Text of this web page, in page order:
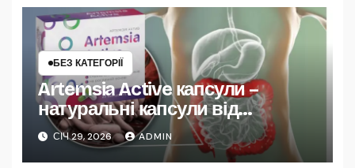
БЕЗ КАТЕГОРІЇ
Artemsia Active капсули –
натуральні капсули від
паразитів
СІЧ 29, 2026 ADMIN